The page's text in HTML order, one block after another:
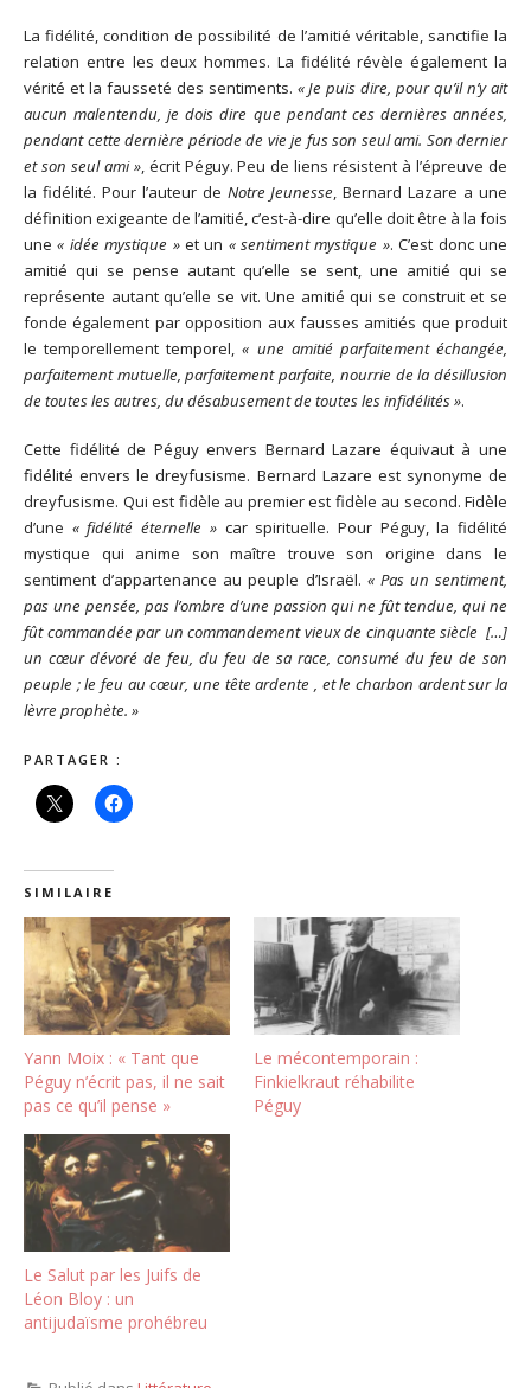
La fidélité, condition de possibilité de l’amitié véritable, sanctifie la
relation entre les deux hommes. La fidélité révèle également la
vérité et la fausseté des sentiments. « Je puis dire, pour qu’il n’y ait
aucun malentendu, je dois dire que pendant ces dernières années,
pendant cette dernière période de vie je fus son seul ami. Son dernier
et son seul ami », écrit Péguy. Peu de liens résistent à l’épreuve de
la fidélité. Pour l’auteur de Notre Jeunesse, Bernard Lazare a une
définition exigeante de l’amitié, c’est-à-dire qu’elle doit être à la fois
une« idée mystique »et un « sentiment mystique ». C’est donc une
amitié qui se pense autant qu’elle se sent, une amitié qui se
représente autant qu’elle se vit. Une amitié qui se construit et se
fonde également par opposition aux fausses amitiés que produit
le temporellement temporel, « une amitié parfaitement échangée,
parfaitement mutuelle, parfaitement parfaite, nourrie de la désillusion
de toutes les autres, du désabusement de toutes les infidélités ».
Cette fidélité de Péguy envers Bernard Lazare équivaut à une
fidélité envers le dreyfusisme. Bernard Lazare est synonyme de
dreyfusisme. Qui est fidèle au premier est fidèle au second. Fidèle
d’une « fidélité éternelle »car spirituelle. Pour Péguy, la fidélité
mystique qui anime son maître trouve son origine dans le
sentiment d’appartenance au peuple d’Israël. « Pas un sentiment,
pas une pensée, pas l’ombre d’une passion qui ne fût tendue, qui ne
fût commandée par un commandement vieux de cinquante siècle […]
un cœur dévoré de feu, du feu de sa race, consumé du feu de son
peuple ; le feu au cœur, une tête ardente , et le charbon ardent sur la
lèvre prophète. »
PARTAGER :
SIMILAIRE
Yann Moix : « Tant que
Péguy n’écrit pas, il ne sait
pas ce qu’il pense »
Le mécontemporain :
Finkielkraut réhabilite
Péguy
Le Salut par les Juifs de
Léon Bloy : un
antijudaïsme prohébreu